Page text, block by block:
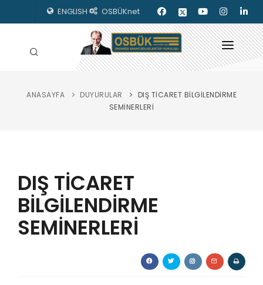
ENGLISH OSBÜKnet
HAKKIMIZDA
KILAVUZLAR
YAYINLARIMIZ
ENERJİ İZLEME
ANASAYFA DUYURULAR
DIŞ TİCARET BİLGİLENDİRME
SEMİNERLERİ
DIŞ TİCARET
BİLGİLENDİRME
SEMİNERLERİ